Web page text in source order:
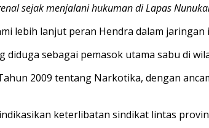
sejak menjalani hukuman di Lapas
lebih lanjut peran Hendra dalam jaringan
sebagai pemasok utama sabu di
2009 tentang Narkotika, dengan
keterlibatan sindikat lintas